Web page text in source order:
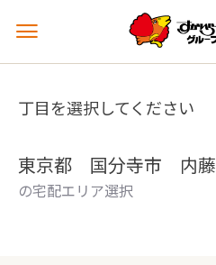
メ
ュ
を
丁目を選択してください
東京都 国分寺市 内藤
の宅配エリア選択